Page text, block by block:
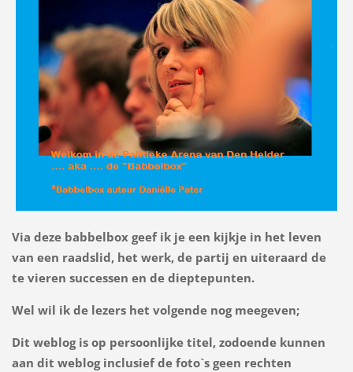
Via deze babbelbox geef ik je een kijkje in het leven
van een raadslid, het werk, de partij en uiteraard de
te vieren successen en de dieptepunten.
Wel wil ik de lezers het volgende nog meegeven;
Dit weblog is op persoonlijke titel, zodoende kunnen
aan dit weblog inclusief de foto`s geen rechten